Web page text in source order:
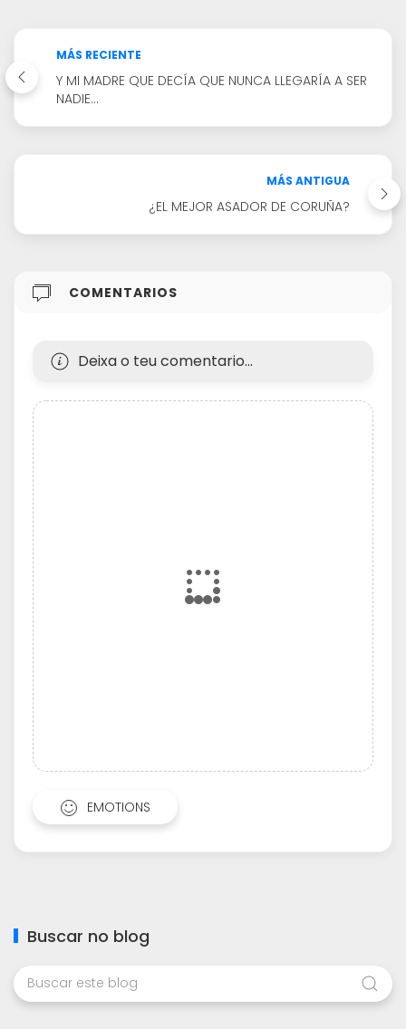
MÁS RECIENTE
Y MI MADRE QUE DECÍA QUE NUNCA LLEGARÍA A SER
NADIE...
MÁS ANTIGUA
¿EL MEJOR ASADOR DE CORUÑA?
COMENTARIOS
Deixa o teu comentario...
EMOTIONS
Buscar no blog